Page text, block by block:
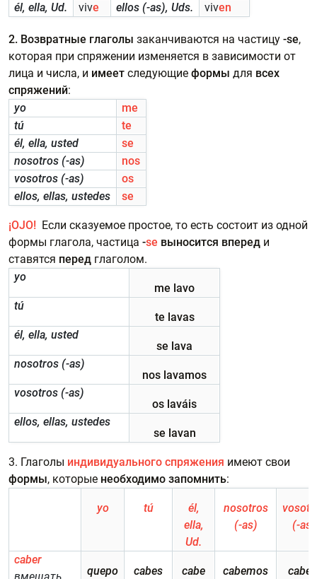
él, ella, Ud.
vive ellos (-as), Uds. viven
2. Возвратные глаголы заканчиваются на частицу -se,
которая при спряжении изменяется в зависимости от
лица и числа, и имеет следующие формы для всех
спряжений:
yo
me
tú
te
él, ella, usted
se
nosotros (-as)
nos
vosotros (-as)
os
ellos, ellas, ustedes
se
¡OJO! Если сказуемое простое, то есть состоит из одной
формы глагола, частица -se выносится вперед и
ставятся перед глаголом.
yo
me lavo
tú
te lavas
él, ella, usted
se lava
nosotros (-as)
nos lavamos
vosotros (-as)
os laváis
ellos, ellas, ustedes
se lavan
3. Глаголы индивидуального спряжения имеют свои
формы, которые необходимо запомнить:
yo tú
él,
ella,
Ud.
nosotros
(-as)
(-as)
caber
quepo cabes cabe cabemos